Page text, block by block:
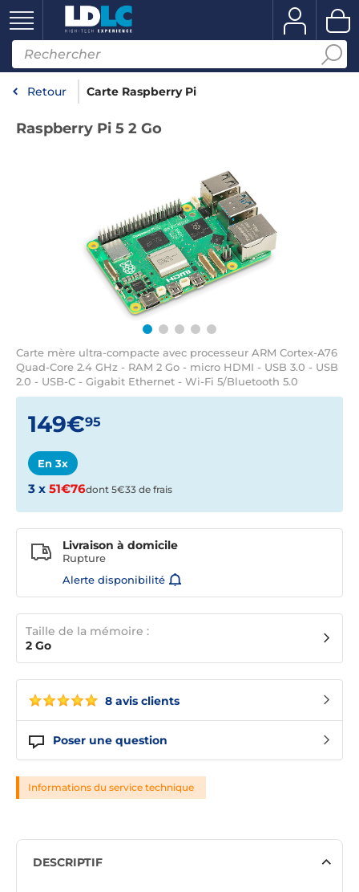
Retour Carte Raspberry Pi
Raspberry Pi 5 2 Go
Carte mère ultra-compacte avec processeur ARM Cortex-A76
Quad-Core 2.4 GHz - RAM 2 Go - micro HDMI - USB 3.0 - USB
2.0 - USB-C - Gigabit Ethernet - Wi-Fi 5/Bluetooth 5.0
8 avis clients
Poser une question
149€95
En 3x
3 x 51€76dont 5€33 de frais
Livraison à domicile
Rupture
Alerte disponibilité
Taille de la mémoire :
2 Go
Informations du service technique
DESCRIPTIF